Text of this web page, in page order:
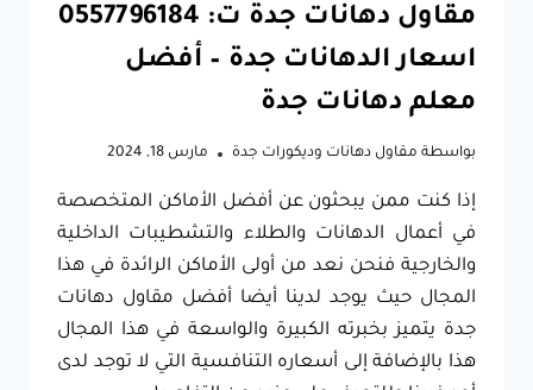
مقاول دهانات جدة ت: 0557796184
اسعار الدهانات جدة – أفضل
معلم دهانات جدة
بواسطة مقاول دهانات وديكورات جدة مارس 18, 2024
إذا كنت ممن يبحثون عن أفضل الأماكن المتخصصة
في أعمال الدهانات والطلاء والتشطيبات الداخلية
والخارجية فنحن نعد من أولى الأماكن الرائدة في هذا
المجال حيث يوجد لدينا أيضا أفضل مقاول دهانات
جدة يتميز بخبرته الكبيرة والواسعة في هذا المجال
هذا بالإضافة إلى أسعاره التنافسية التي لا توجد لدى